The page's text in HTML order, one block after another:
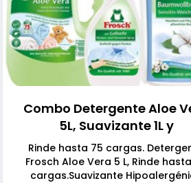
Combo Detergente Aloe
5L, Suavizante 1L y
Quitamanchas 500ML
Rinde hasta 75 cargas.
Frosch Aloe Vera 5 L, Rinde
cargas.Suavizante